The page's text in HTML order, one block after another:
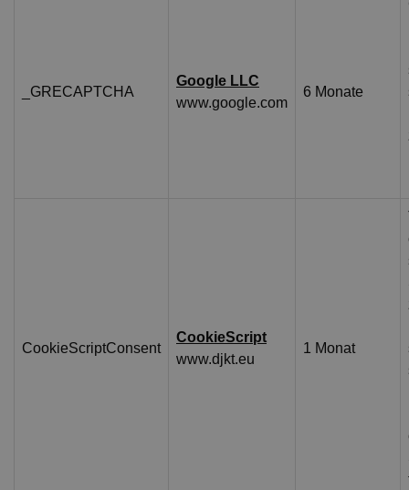
_GRECAPTCHA
Google LLC
www.google.com
6 Monate
CookieScriptConsent
CookieScript
www.djkt.eu
1 Monat